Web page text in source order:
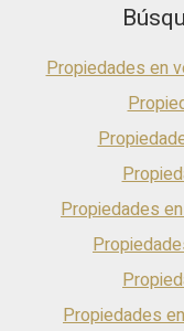
funcionales y
como segunda residencia Pisos disponibles
299.000 € Una oportunidad única para invertir en calidad de
vida frente al Mediterráneo. Planos y
Propiedades en
Propiedades
Propiedades